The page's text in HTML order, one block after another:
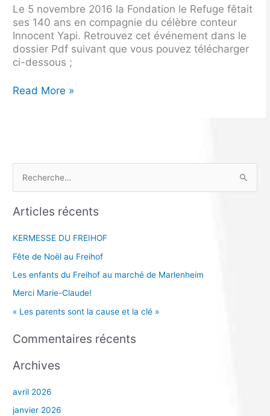
Le 5 novembre 2016 la Fondation le Refuge fêtait
ses 140 ans en compagnie du célèbre conteur
Innocent Yapi. Retrouvez cet événement dans le
dossier Pdf suivant que vous pouvez télécharger
ci-dessous ;
Read More »
c
r
c
h
e
Articles récents
KERMESSE DU FREIHOF
Fête de Noël au Freihof
Les enfants du Freihof au marché de Marlenheim
Merci Marie-Claude!
« Les parents sont la cause et la clé »
Commentaires récents
Archives
avril 2026
janvier 2026